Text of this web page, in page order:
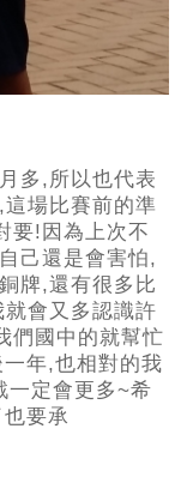
多,所以也代表
場比賽前的準
要!因為上次不
己還是會害怕,
牌,還有很多比
會又多認識許
們國中的就幫忙
年,也相對的我
一定會更多~希
要承